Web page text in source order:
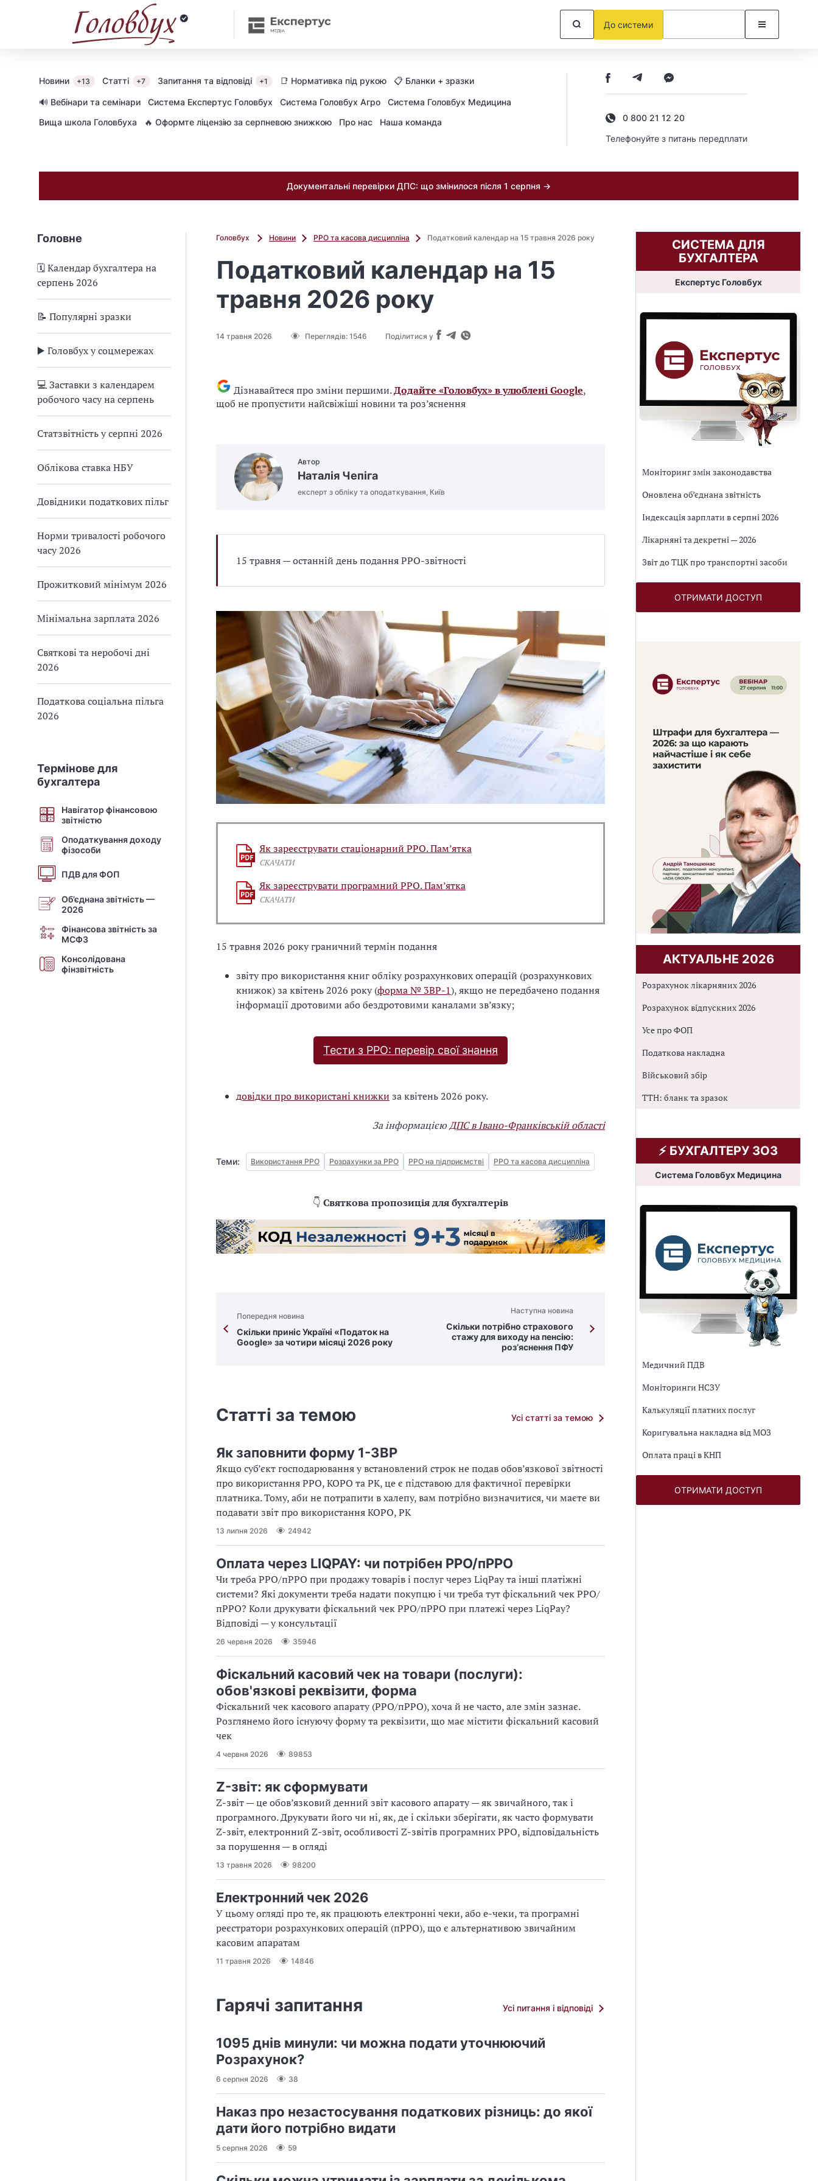
До системи
Новини +13 Статті +7 Запитання та відповіді +1 📑 Нормативка під рукою 📋 Бланки + зразки
🔊 Вебінари та семінари Cистема Експертус Головбух Система Головбух Агро
Система Головбух Медицина
Вища школа Головбуха
🔥 Оформте ліцензію за серпневою знижкою Про нас Наша команда
0 800 21 12 20
Телефонуйте з питань передплати
Документальні перевірки ДПС: що змінилося після 1 серпня →
Головне
🗓️ Календар бухгалтера на
серпень 2026
📝 Популярні зразки
▶️ Головбух у соцмережах
💻 Заставки з календарем
робочого часу на серпень
Статзвітність у серпні 2026
Облікова ставка НБУ
Довідники податкових пільг
Норми тривалості робочого
часу 2026
Прожитковий мінімум 2026
Мінімальна зарплата 2026
Святкові та неробочі дні
2026
Податкова соціальна пільга
2026
Термінове для
бухгалтера
Навігатор фінансовою
звітністю
Оподаткування доходу
фізособи
ПДВ для ФОП
Об’єднана звітність —
2026
Фінансова звітність за
МСФЗ
Консолідована
фінзвітність
Головбух Новини РРО та касова дисципліна Податковий календар на 15 травня 2026 року
Податковий календар на 15
травня 2026 року
14 травня 2026 Переглядів: 1546 Поділитися у
Дізнавайтеся про зміни першими.Додайте «Головбух» в улюблені Google,
щоб не пропустити найсвіжіші новини та роз’яснення
Автор
Наталія Чепіга
експерт з обліку та оподаткування, Київ
15 травня — останній день подання РРО-звітності
Як зареєструвати стаціонарний РРО. Пам’ятка
СКАЧАТИ
Як зареєструвати програмний РРО. Пам’ятка
СКАЧАТИ
15 травня 2026 року граничний термін подання
звіту про використання книг обліку розрахункових операцій (розрахункових
книжок) за квітень 2026 року (форма № 3ВР-1), якщо не передбачено подання
інформації дротовими або бездротовими каналами зв’язку;
Тести з РРО: перевір свої знання
довідки про використані книжки за квітень 2026 року.
За інформацієюДПС в Івано-Франківській області
Теми: Використання РРО Розрахунки за РРО РРО на підприємстві РРО та касова дисципліна
👇 Святкова пропозиція для бухгалтерів
Попередня новина
Скільки приніс Україні «Податок на
Google» за чотири місяці 2026 року
Наступна новина
Скільки потрібно страхового
стажу для виходу на пенсію:
роз’яснення ПФУ
Статті за темою Усі статті за темою
Як заповнити форму 1-ЗВР
Якщо суб’єкт господарювання у встановлений строк не подав обов’язкової звітності
про використання РРО, КОРО та РК, це є підставою для фактичної перевірки
платника. Тому, аби не потрапити в халепу, вам потрібно визначитися, чи маєте ви
подавати звіт про використання КОРО, РК
13 липня 2026 24942
Оплата через LIQPAY: чи потрібен РРО/пРРО
Чи треба РРО/пРРО при продажу товарів і послуг через LiqPay та інші платіжні
системи? Які документи треба надати покупцю і чи треба тут фіскальний чек РРО/
пРРО? Коли друкувати фіскальний чек РРО/пРРО при платежі через LiqPay?
Відповіді — у консультації
26 червня 2026 35946
Фіскальний касовий чек на товари (послуги):
обов'язкові реквізити, форма
Фіскальний чек касового апарату (РРО/пРРО), хоча й не часто, але змін зазнає.
Розглянемо його існуючу форму та реквізити, що має містити фіскальний касовий
чек
4 червня 2026 89853
Z-звіт: як сформувати
Z-звіт — це обов’язковий денний звіт касового апарату — як звичайного, так і
програмного. Друкувати його чи ні, як, де і скільки зберігати, як часто формувати
Z-звіт, електронний Z-звіт, особливості Z-звітів програмних РРО, відповідальність
за порушення — в огляді
13 травня 2026 98200
Електронний чек 2026
У цьому огляді про те, як працюють електронні чеки, або е-чеки, та програмні
реєстратори розрахункових операцій (пРРО), що є альтернативою звичайним
касовим апаратам
11 травня 2026 14846
Гарячі запитання Усі питання і відповіді
1095 днів минули: чи можна подати уточнюючий
Розрахунок?
6 серпня 2026 38
Наказ про незастосування податкових різниць: до якої
дати його потрібно видати
5 серпня 2026 59
СИСТЕМА ДЛЯ
БУХГАЛТЕРА
Експертус Головбух
Моніторинг змін законодавства
Оновлена об’єднана звітність
Індексація зарплати в серпні 2026
Лікарняні та декретні — 2026
Звіт до ТЦК про транспортні засоби
ОТРИМАТИ ДОСТУП
АКТУАЛЬНЕ 2026
Розрахунок лікарняних 2026
Розрахунок відпускних 2026
Усе про ФОП
Податкова накладна
Військовий збір
ТТН: бланк та зразок
⚡️ БУХГАЛТЕРУ ЗОЗ
Система Головбух Медицина
Медичний ПДВ
Моніторинги НСЗУ
Калькуляції платних послуг
Коригувальна накладна від МОЗ
Оплата праці в КНП
ОТРИМАТИ ДОСТУП